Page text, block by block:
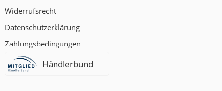
Widerrufsrecht
Datenschutzerklärung
Zahlungsbedingungen
Händlerbund